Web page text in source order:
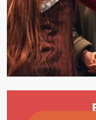
Horarios y